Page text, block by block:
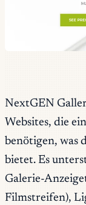
NextGEN
Websites, die
benötigen, was
bietet. Es
Galerie-
Filmstreifen),